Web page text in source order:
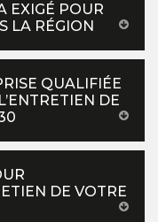
EXIGÉ POUR
LA RÉGION
QUALIFIÉE
DE
DE VOTRE